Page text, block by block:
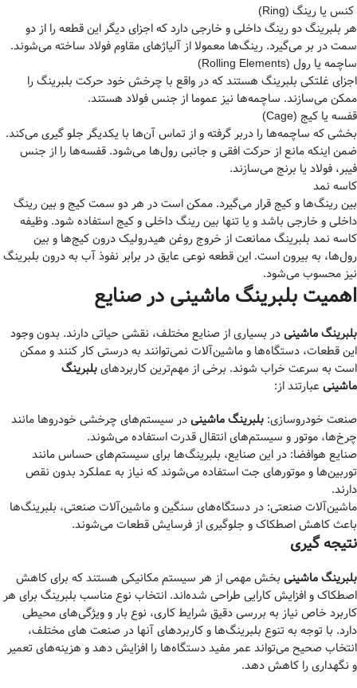
کنس یا رینگ (Ring)
هر بلبرینگ دو رینگ داخلی و خارجی دارد که اجزای دیگر این قطعه را از دو
سمت در بر می‌گیرد. رینگ‌ها معمولا از آلیاژهای مقاوم فولاد ساخته می‌شوند.
ساچمه یا رول (Rolling Elements)
اجزای غلتکی بلبرینگ هستند که در واقع با چرخش خود حرکت بلبرینگ را
ممکن می‌سازند. ساچمه‌ها نیز عموما از جنس فولاد هستند.
قفسه یا کیج (Cage)
بخشی که ساچمه‌ها را دربر گرفته و از تماس آن‌ها با یکدیگر جلو گیری می‌کند.
ضمن اینکه مانع از حرکت افقی و جانبی رول‌ها می‌شود. قفسه‌ها را از جنس
فیبر، فولاد یا برنج می‌سازند.
کاسه نمد
بین رینگ‌ها و کیج قرار می‌گیرد. ممکن است در هر دو سمت کیج و بین رینگ
داخلی و خارجی باشد و یا تنها بین رینگ داخلی و کیج استفاده شود. وظیفه
کاسه نمد بلبرینگ ممانعت از خروج روغن هیدرولیک درون کیج‌ها و بین
رول‌ها، به بیرون است. این قطعه نوعی عایق در برابر نفوذ آب به درون بلبرینگ
نیز محسوب می‌شود.
اهمیت بلبرینگ ماشینی در صنایع
بلبرینگ ماشینیدر بسیاری از صنایع مختلف، نقشی حیاتی دارند. بدون وجود
این قطعات، دستگاه‌ها و ماشین‌آلات نمی‌توانند به درستی کار کنند و ممکن
است به سرعت خراب شوند. برخی از مهم‌ترین کاربردهایبلبرینگ
ماشینیعبارتند از:
صنعت خودروسازی: بلبرینگ ماشینیدر سیستم‌های چرخشی خودروها مانند
چرخ‌ها، موتور و سیستم‌های انتقال قدرت استفاده می‌شوند.
صنایع هوافضا: در این صنایع، بلبرینگ‌ها برای سیستم‌های حساس مانند
توربین‌ها و موتورهای جت استفاده می‌شوند که نیاز به عملکرد بدون نقص
دارند.
ماشین‌آلات صنعتی: در دستگاه‌های سنگین و ماشین‌آلات صنعتی، بلبرینگ‌ها
باعث کاهش اصطکاک و جلوگیری از فرسایش قطعات می‌شوند.
نتیجه گیری
بلبرینگ ماشینی بخش مهمی از هر سیستم مکانیکی هستند که برای کاهش
اصطکاک و افزایش کارایی طراحی شده‌اند. انتخاب نوع مناسب بلبرینگ برای هر
کاربرد خاص نیاز به بررسی دقیق شرایط کاری، نوع بار و ویژگی‌های محیطی
دارد. با توجه به تنوع بلبرینگ‌ها و کاربردهای آنها در صنعت های مختلف،
انتخاب صحیح می‌تواند عمر مفید دستگاه‌ها را افزایش دهد و هزینه‌های تعمیر
و نگهداری را کاهش دهد.